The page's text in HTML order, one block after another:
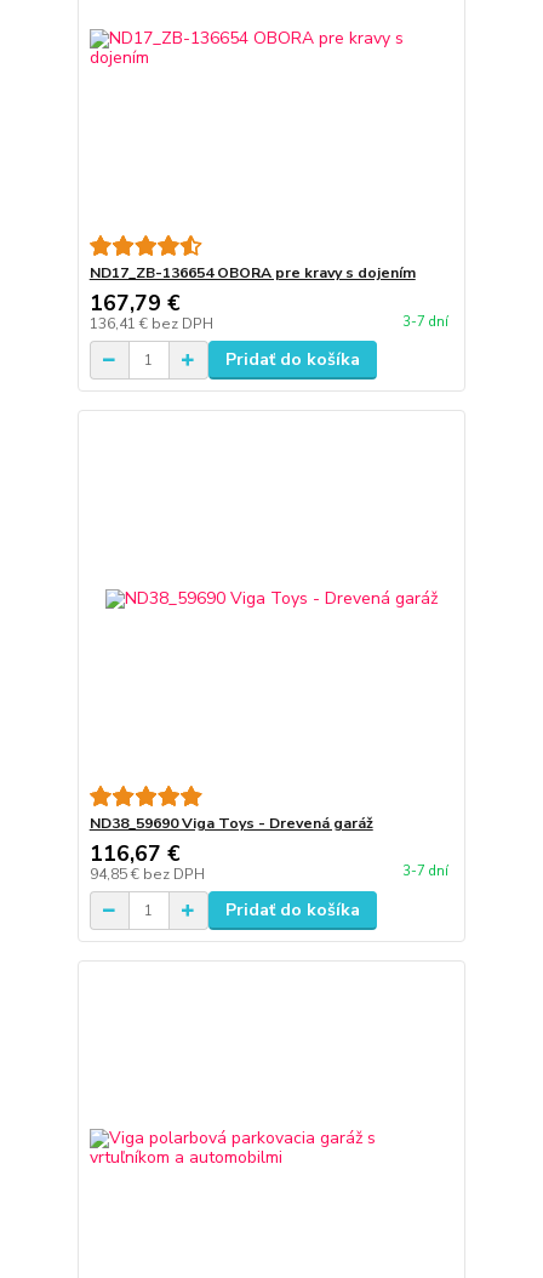
ND17_ZB-136654 OBORA pre kravy s dojením
167,79 €
136,41 € bez DPH 3-7 dní
Pridať do košíka
ND38_59690 Viga Toys - Drevená garáž
116,67 €
94,85 € bez DPH 3-7 dní
Pridať do košíka